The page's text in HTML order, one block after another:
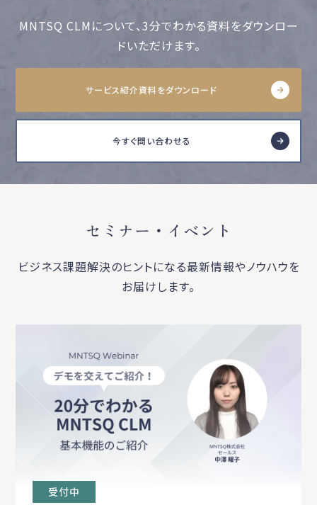
MNTSQ CLMについて、3分でわかる資料をダウンロー
ドいただけます。
サービス紹介資料をダウンロード
今すぐ問い合わせる
セミナー・イベント
ビジネス課題解決のヒントになる最新情報やノウハウを
お届けします。
受付中